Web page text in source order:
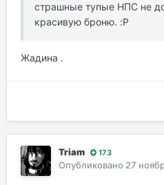
страшные тупые НПС не
красивую броню. :P
Жадина .
Triam 173
Опубликовано 27